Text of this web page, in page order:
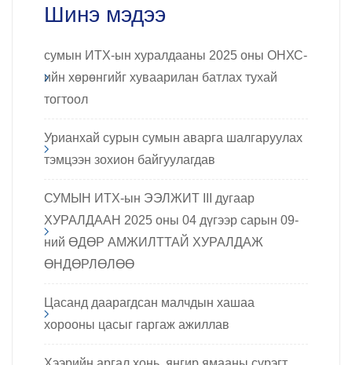
Шинэ мэдээ
сумын ИТХ-ын хуралдааны 2025 оны ОНХС-
ийн хөрөнгийг хуваарилан батлах тухай
тогтоол
Урианхай сурын сумын аварга шалгаруулах
тэмцээн зохион байгуулагдав
СУМЫН ИТХ-ын ЭЭЛЖИТ III дугаар
ХУРАЛДААН 2025 оны 04 дүгээр сарын 09-
ний ӨДӨР АМЖИЛТТАЙ ХУРАЛДАЖ
ӨНДӨРЛӨЛӨӨ
Цасанд даарагдсан малчдын хашаа
хорооны цасыг гаргаж ажиллав